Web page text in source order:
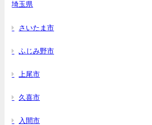
埼玉県
さいたま市
ふじみ野市
上尾市
久喜市
入間市